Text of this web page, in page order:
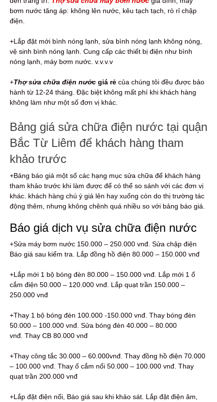
bơm nước tăng áp: không lên nước, kêu tạch tạch, rò rỉ chập
điện.
+Lắp đặt mới bình nóng lạnh, sửa bình nóng lạnh không nóng,
vệ sinh bình nóng lạnh. Cung cấp các thiết bị điện như bình
nóng lạnh, máy bơm nước. v.v.v.v
+Thợ sửa chữa điện nước giá rẻ của chúng tôi đều được bảo
hành từ 12-24 tháng. Đặc biệt không mất phí khi khách hàng
không làm như một số đơn vị khác.
Bảng giá sửa chữa điện nước tại quận
Bắc Từ Liêm để khách hàng tham
khảo trước
+Bảng báo giá một số các hạng mục sửa chữa để khách hàng
tham khảo trước khi làm được để có thể so sánh với các đơn vị
khác. khách hàng chú ý giá lên hay xuống còn do thị trường tác
động thêm, nhưng không chênh quá nhiều so với bảng báo giá.
Báo giá dịch vụ sửa chữa điện nước
+Sửa máy bơm nước 150.000 – 250.000 vnđ. Sửa chập điện
Báo giá sau kiểm tra. Lắp đồng hồ điện 80.000 – 150.000 vnđ
+Lắp mới 1 bộ bóng đèn 80.000 – 150.000 vnđ. Lắp mới 1 ổ
cắm điện 50.000 – 120.000 vnđ. Lắp quạt trần 150.000 –
250.000 vnđ
+Thay 1 bộ bóng đèn 100.000 -150.000 vnđ. Thay bóng đèn
50.000 – 100.000 vnđ. Sửa bóng đèn 40.000 – 80.000
vnđ. Thay CB 80.000 vnđ
+Thay công tắc 30.000 – 60.000vnđ. Thay đồng hồ điện 70.000
– 100.000 vnđ. Thay ổ cắm nổi 50.000 – 100.000 vnđ. Thay
quạt trần 200.000 vnđ
+Lắp đặt điện nổi, Báo giá sau khi khảo sát. Lắp đặt điện âm,